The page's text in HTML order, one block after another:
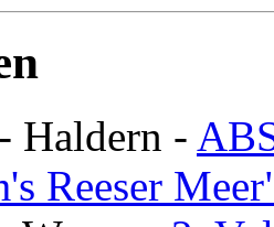
- Haldern -
Reeser